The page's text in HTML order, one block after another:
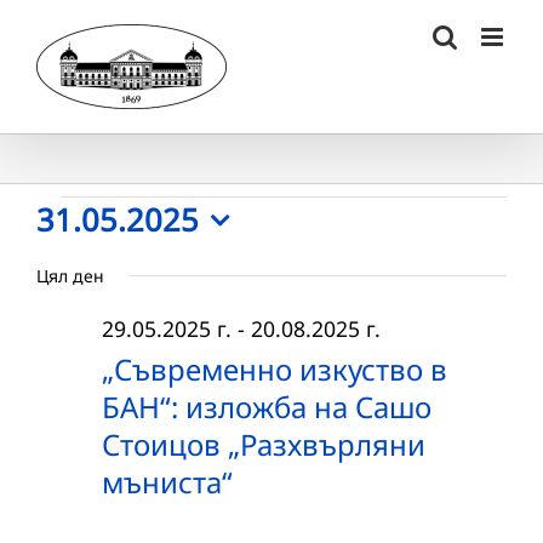
content
Събития
for
31.05.2025
31.05.2025
date.
Цял ден
„Съвременно изкуство в
БАН“: изложба на Сашо
Стоицов „Разхвърляни
мъниста“
29.05.2025 г. - 20.08.2025 г.